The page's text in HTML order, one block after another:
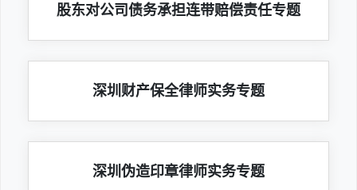
股东对公司债务承担连带赔偿责任专题
深圳财产保全律师实务专题
深圳伪造印章律师实务专题